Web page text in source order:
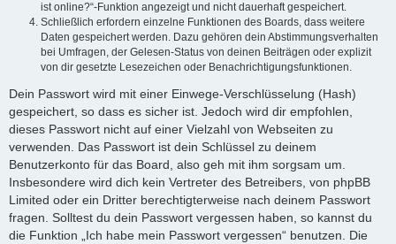
ist online?“-Funktion angezeigt und nicht dauerhaft gespeichert.
Schließlich erfordern einzelne Funktionen des Boards, dass weitere
Daten gespeichert werden. Dazu gehören dein Abstimmungsverhalten
bei Umfragen, der Gelesen-Status von deinen Beiträgen oder explizit
von dir gesetzte Lesezeichen oder Benachrichtigungsfunktionen.
Dein Passwort wird mit einer Einwege-Verschlüsselung (Hash)
gespeichert, so dass es sicher ist. Jedoch wird dir empfohlen,
dieses Passwort nicht auf einer Vielzahl von Webseiten zu
verwenden. Das Passwort ist dein Schlüssel zu deinem
Benutzerkonto für das Board, also geh mit ihm sorgsam um.
Insbesondere wird dich kein Vertreter des Betreibers, von phpBB
Limited oder ein Dritter berechtigterweise nach deinem Passwort
fragen. Solltest du dein Passwort vergessen haben, so kannst du
die Funktion „Ich habe mein Passwort vergessen“ benutzen. Die